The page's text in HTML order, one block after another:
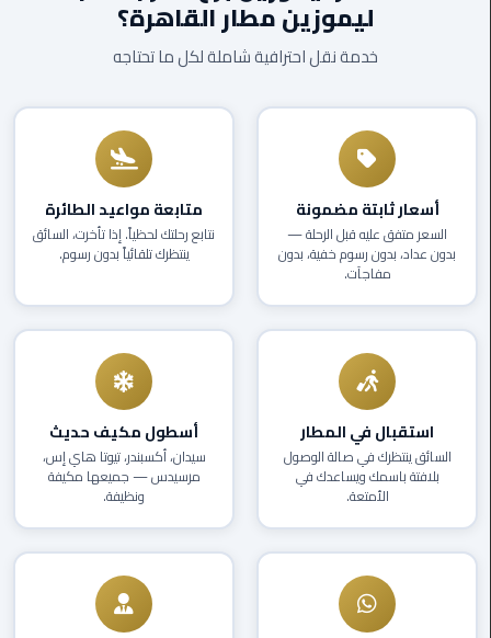
EN
AR
العين
العرب
الغردقة
ليموزين
دهب
ليموزين مطار القاهرة؟
خدمة نقل احترافية شاملة لكل ما تحتاجه
أسعار ثابتة مضمونة
السعر متفق عليه قبل الرحلة —
بدون عداد، بدون رسوم خفية، بدون
مفاجآت.
متابعة مواعيد الطائرة
نتابع رحلتك لحظياً. إذا تأخرت، السائق
ينتظرك تلقائياً بدون رسوم.
استقبال في المطار
السائق ينتظرك في صالة الوصول
بلافتة باسمك ويساعدك في
الأمتعة.
أسطول مكيف حديث
سيدان، أكسبندر، تيوتا هاي إس،
مرسيدس — جميعها مكيفة
ونظيفة.